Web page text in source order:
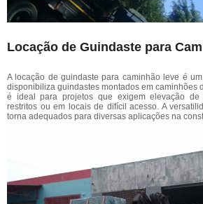
Locação de Guindaste para
A locação de guindaste para caminhão leve é
disponibiliza guindastes montados em caminhões
é ideal para projetos que exigem elevação de
restritos ou em locais de difícil acesso. A
torna adequados para diversas aplicações na